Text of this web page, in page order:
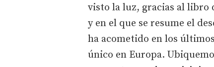
visto la luz, gracias al libro
y en el que se resume el
ha acometido en los
único en Europa.